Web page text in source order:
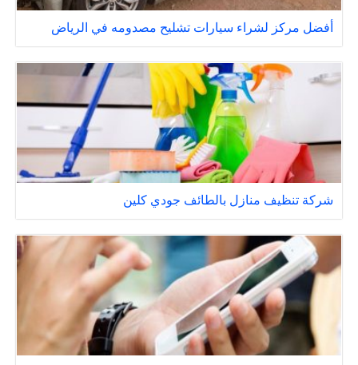
أفضل مركز لشراء سيارات تشليح مصدومه في الرياض
شركة تنظيف منازل بالطائف جودي كلين